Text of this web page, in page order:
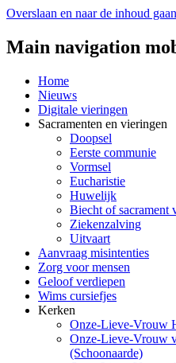
Overslaan en naar de inhoud gaan
Main navigation
Home
Nieuws
Digitale vieringen
Sacramenten en vieringen
Doopsel
Eerste communie
Vormsel
Eucharistie
Huwelijk
Biecht of sacrament
Ziekenzalving
Uitvaart
Aanvraag misintenties
Zorg voor mensen
Geloof verdiepen
Wims cursiefjes
Kerken
Onze-Lieve-Vrouw
Onze-Lieve-Vrouw
(Schoonaarde)